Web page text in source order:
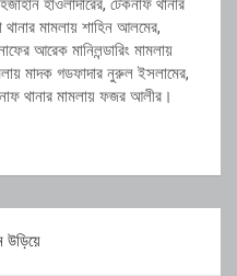
হাওলাদারের, টেকনাফ থানার
মামলায় শাহিন আলমের,
আরেক মানিলন্ডারিং মামলায়
মাদক গডফাদার নুরুল ইসলামের,
থানার মামলায় ফজর আলীর।